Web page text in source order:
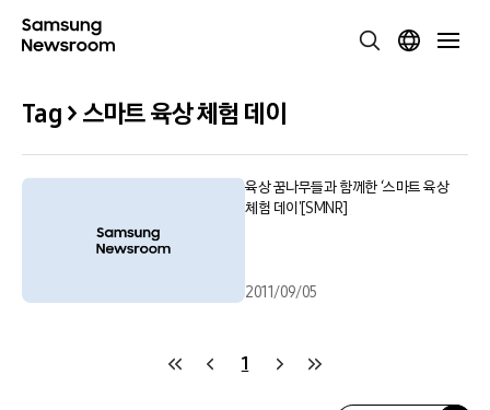
Tag > 스마트 육상 체험 데이
육상 꿈나무들과 함께한 ‘스마트 육상
체험 데이'[SMNR]
2011/09/05
1